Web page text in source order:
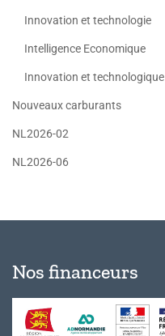
Innovation et technologie
Intelligence Economique
Innovation et technologique
Nouveaux carburants
NL2026-02
NL2026-06
Nos financeurs